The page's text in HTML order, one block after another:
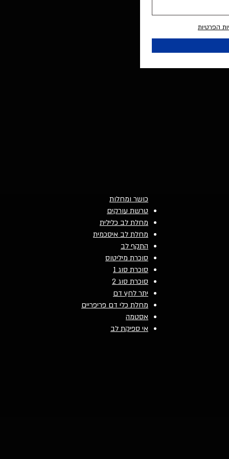
הפרטיות
כושר ומחלות
טרשת עורקים
מחלת לב כלילית
מחלת לב איסכמית
התקף לב
סוכרת מיליטוס
סוכרת סוג 1
סוכרת סוג 2
יתר לחץ דם
מחלת כלי דם פריפריים
אסטמה
אי ספיקת לב